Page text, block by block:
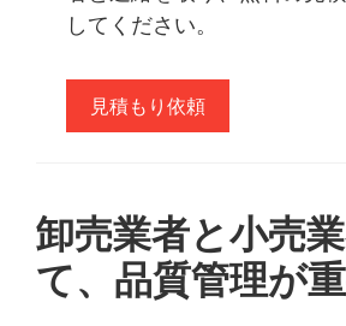
してください。
見積もり依頼
卸売業者と小売
て、品質管理が